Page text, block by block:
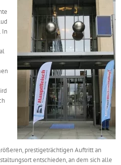
In
prestigeträchtigen Auftritt an
entschieden, an dem sich alle